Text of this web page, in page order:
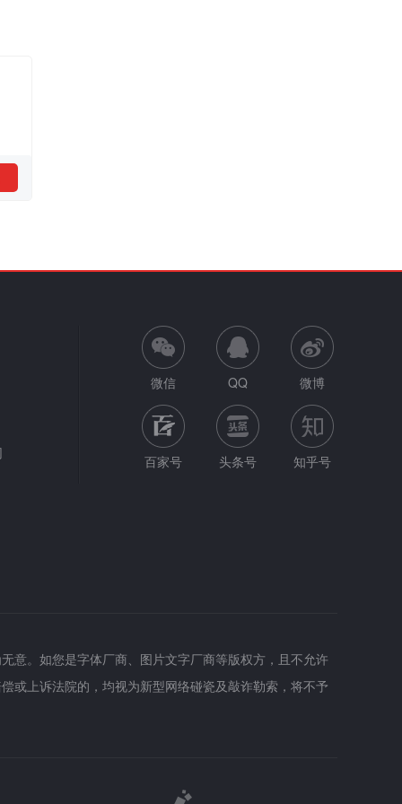
微信 QQ 微博
百家号 头条号 知乎号
意。如您是字体厂商、图片文字厂商等版权方，且不允许
或上诉法院的，均视为新型网络碰瓷及敲诈勒索，将不予